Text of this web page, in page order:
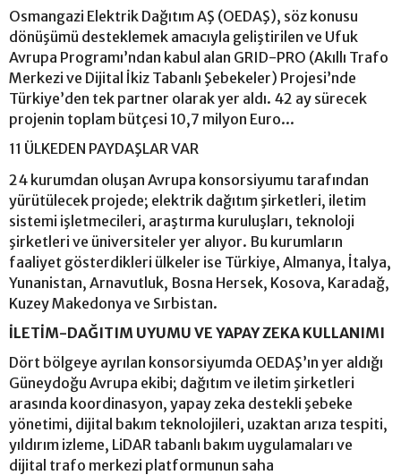
Osmangazi Elektrik Dağıtım AŞ (OEDAŞ), söz konusu
dönüşümü desteklemek amacıyla geliştirilen ve Ufuk
Avrupa Programı’ndan kabul alan GRID-PRO (Akıllı Trafo
Merkezi ve Dijital İkiz Tabanlı Şebekeler) Projesi’nde
Türkiye’den tek partner olarak yer aldı. 42 ay sürecek
projenin toplam bütçesi 10,7 milyon Euro...
11 ÜLKEDEN PAYDAŞLAR VAR
24 kurumdan oluşan Avrupa konsorsiyumu tarafından
yürütülecek projede; elektrik dağıtım şirketleri, iletim
sistemi işletmecileri, araştırma kuruluşları, teknoloji
şirketleri ve üniversiteler yer alıyor. Bu kurumların
faaliyet gösterdikleri ülkeler ise Türkiye, Almanya, İtalya,
Yunanistan, Arnavutluk, Bosna Hersek, Kosova, Karadağ,
Kuzey Makedonya ve Sırbistan.
İLETİM-DAĞITIM UYUMU VE YAPAY ZEKA KULLANIMI
Dört bölgeye ayrılan konsorsiyumda OEDAŞ’ın yer aldığı
Güneydoğu Avrupa ekibi; dağıtım ve iletim şirketleri
arasında koordinasyon, yapay zeka destekli şebeke
yönetimi, dijital bakım teknolojileri, uzaktan arıza tespiti,
yıldırım izleme, LiDAR tabanlı bakım uygulamaları ve
dijital trafo merkezi platformunun saha